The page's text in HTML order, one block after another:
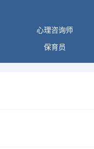
心理咨询师
保育员